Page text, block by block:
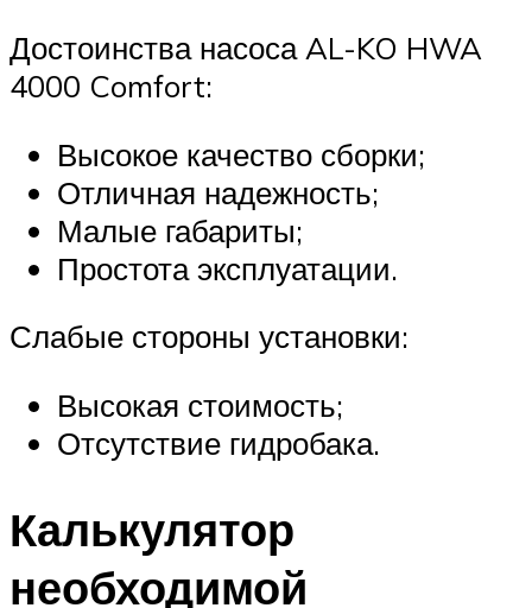
Достоинства насоса AL-KO HWA
4000 Comfort:
Высокое качество сборки;
Отличная надежность;
Малые габариты;
Простота эксплуатации.
Слабые стороны установки:
Высокая стоимость;
Отсутствие гидробака.
Калькулятор
необходимой